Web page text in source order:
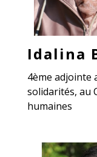
Idalina
4ème adjointe
solidarités, au
humaines